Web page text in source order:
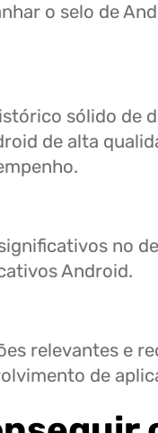
o selo de
sólido de
de alta
no
Android.
relevantes e
de